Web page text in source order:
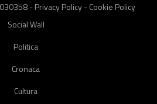
-Privacy Policy-Cookie Policy
Social Wall
Politica
Cronaca
Cultura